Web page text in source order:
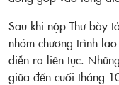
Sau khi nộp Thư bày
nhóm chương trình
diễn ra liên tục.
giữa đến cuối tháng